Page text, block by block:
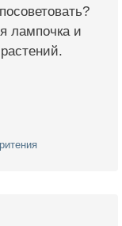
лампочка и